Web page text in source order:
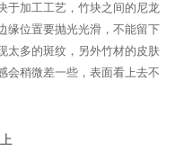
于加工工艺，竹块之间的尼龙
缘位置要抛光光滑，不能留下
太多的斑纹，另外竹材的皮肤
会稍微差一些，表面看上去不